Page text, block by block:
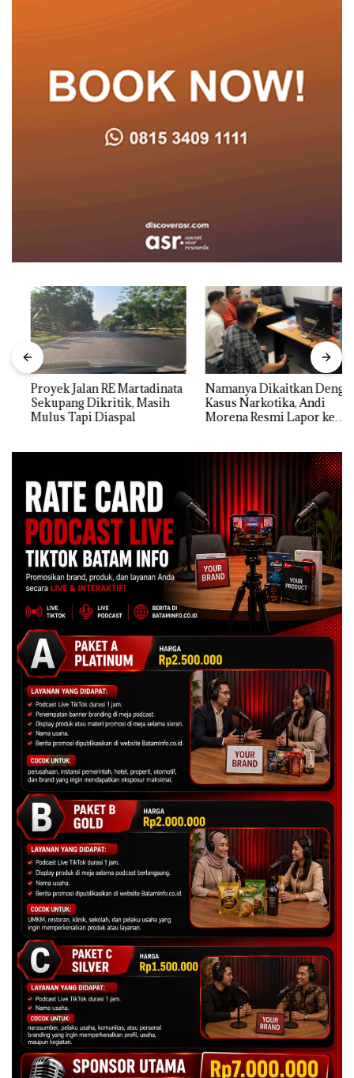
Proyek Jalan RE Martadinata
Sekupang Dikritik, Masih
Mulus Tapi Diaspal
Namanya Dikaitkan Dengan
Kasus Narkotika, Andi
Morena Resmi Lapor ke